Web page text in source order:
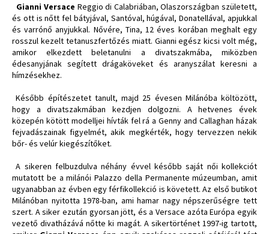
Gianni Versace Reggio di Calabriában, Olaszországban született,
és ott is nőtt fel bátyjával, Santóval, húgával, Donatellával, apjukkal
és varrónő anyjukkal. Nővére, Tina, 12 éves korában meghalt egy
rosszul kezelt tetanuszfertőzés miatt. Gianni egész kicsi volt még,
amikor elkezdett beletanulni a divatszakmába, miközben
édesanyjának segített drágaköveket és aranyszálat keresni a
hímzésekhez.
Később építészetet tanult, majd 25 évesen Milánóba költözött,
hogy a divatszakmában kezdjen dolgozni. A hetvenes évek
közepén kötött modelljei hívták fel rá a Genny and Callaghan házak
fejvadászainak figyelmét, akik megkérték, hogy tervezzen nekik
bőr- és velúr kiegészítőket.
A sikeren felbuzdulva néhány évvel később saját női kollekciót
mutatott be a milánói Palazzo della Permanente múzeumban, amit
ugyanabban az évben egy férfikollekció is követett. Az első butikot
Milánóban nyitotta 1978-ban, ami hamar nagy népszerűségre tett
szert. A siker ezután gyorsan jött, és a Versace azóta Európa egyik
vezető divatházává nőtte ki magát. A sikertörténet 1997-ig tartott,